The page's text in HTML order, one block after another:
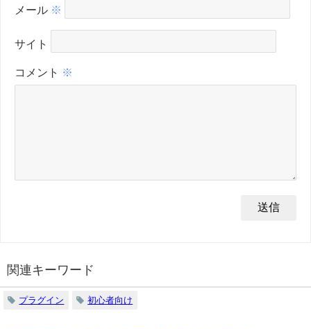
コメント ※
メール ※
サイト
関連キーワード
プラグイン 初心者向け